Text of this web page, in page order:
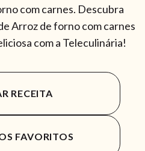
com carnes. Descubra
Arroz de forno com carnes
com a Teleculinária!
RECEITA
FAVORITOS